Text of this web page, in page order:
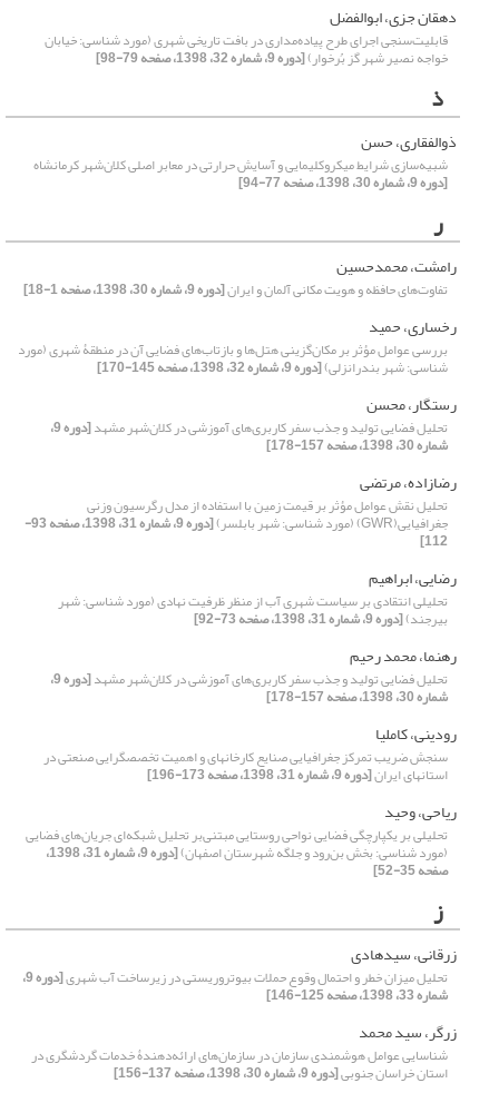
دهقان جزی، ابوالفضل
قابلیت‌سنجی اجرای طرح پیاده‌مداری در بافت تاریخی شهری (مورد شناسی: خیابان
خواجه نصیر شهر گز بُرخوار)[دوره 9، شماره 32، 1398، صفحه 79-98]
ذ
ذوالفقاری، حسن
شبیه‌‌سازی شرایط میکروکلیمایی و آسایش حرارتی در معابر اصلی کلان‌شهر کرمانشاه
[دوره 9، شماره 30، 1398، صفحه 77-94]
ر
رامشت، محمدحسین
تفاوت‌‌‌‌های حافظه و هویت مکانی آلمان و ایران[دوره 9، شماره 30، 1398، صفحه 1-18]
رخساری، حمید
بررسی عوامل مؤثر بر مکان‌گزینی هتل‌‌ها و بازتاب‌های فضایی آن در منطقۀ شهری (مورد
شناسی: شهر بندرانزلی)[دوره 9، شماره 32، 1398، صفحه 145-170]
رستگار، محسن
تحلیل فضایی تولید و جذب سفر کاربری‌های آموزشی در کلان‌شهر مشهد [دوره 9،
شماره 30، 1398، صفحه 157-178]
رضازاده، مرتضی
تحلیل نقش عوامل مؤثر بر قیمت زمین با استفاده از مدل رگرسیون وزنی
جغرافیایی(GWR) (مورد شناسی: شهر بابلسر) [دوره 9، شماره 31، 1398، صفحه 93-
112]
رضایی، ابراهیم
تحلیلی انتقادی بر سیاست شهری آب از منظر ظرفیت نهادی (مورد شناسی: شهر
بیرجند)[دوره 9، شماره 31، 1398، صفحه 73-92]
رهنما، محمد رحیم
تحلیل فضایی تولید و جذب سفر کاربری‌های آموزشی در کلان‌شهر مشهد [دوره 9،
شماره 30، 1398، صفحه 157-178]
رودینی، کاملیا
سنجش ضریب تمرکز جغرافیایی صنایع کارخانهای و اهمیت تخصصگرایی صنعتی در
استانهای ایران[دوره 9، شماره 31، 1398، صفحه 173-196]
ریاحی، وحید
تحلیلی بر یکپارچگی فضایی نواحی روستایی مبتنی‌بر تحلیل شبکه‌ای جریان‌های فضایی
(مورد شناسی: بخش بن‌رود و جلگه شهرستان اصفهان) [دوره 9، شماره 31، 1398،
صفحه 35-52]
ز
زرقانی، سیدهادی
تحلیل میزان خطر و احتمال وقوع حملات بیوتروریستی در زیرساخت آب شهری [دوره 9،
شماره 33، 1398، صفحه 125-146]
زرگر، سید محمد
شناسایی عوامل هوشمندی سازمان در سازمان‌های ارائه‌دهندۀ خدمات گردشگری در
استان خراسان جنوبی[دوره 9، شماره 30، 1398، صفحه 137-156]